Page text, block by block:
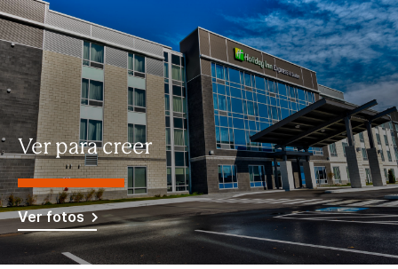
Ver para creer
Ver fotos